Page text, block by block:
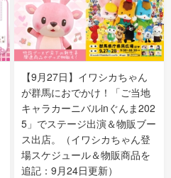
【9月27日】イワシカちゃん
が群馬におでかけ！「ご当地
キャラカーニバルinぐんま202
5」でステージ出演＆物販ブー
ス出店。（イワシカちゃん登
場スケジュール＆物販商品を
追記：9月24日更新）